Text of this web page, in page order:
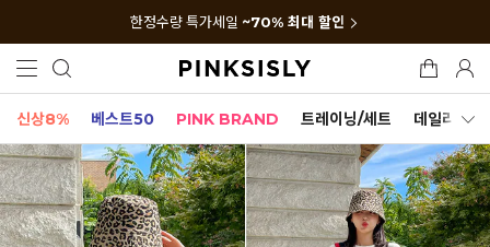
한정수량 특가세일 ~70% 최대 할인
신상8% 베스트50 PINK BRAND 트레이닝/세트 데일리세트